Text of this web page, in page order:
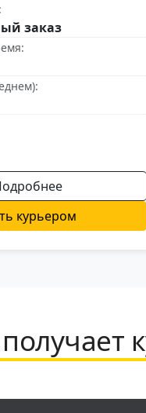
заказ
курьером